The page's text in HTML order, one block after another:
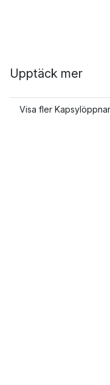
Upptäck mer
Visa fler